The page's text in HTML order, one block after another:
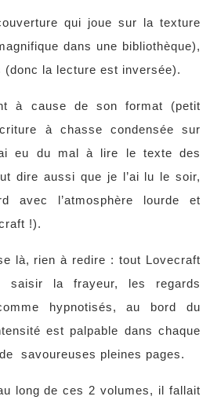
qui joue sur la texture
dans une bibliothèque),
(donc la lecture est inversée).
à cause de son format (petit
à chasse condensée sur
eu du mal à lire le texte des
dire aussi que je l’ai lu le soir,
avec l’atmosphère lourde et
!).
là, rien à redire : tout Lovecraft
la frayeur, les regards
hypnotisés, au bord du
est palpable dans chaque
savoureuses pleines pages.
long de ces 2 volumes, il fallait